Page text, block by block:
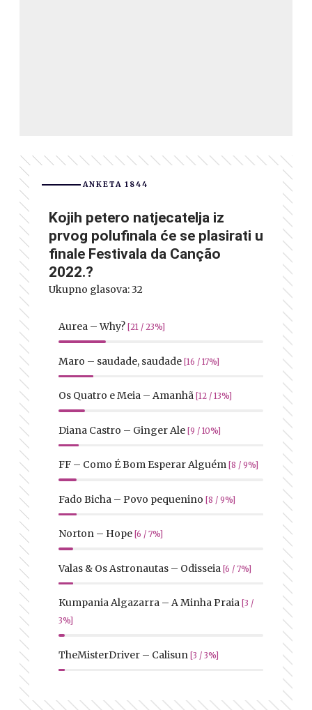
ANKETA 1844
Kojih petero natjecatelja iz
prvog polufinala će se plasirati u
finale Festivala da Canção
2022.?
Ukupno glasova:32
Aurea – Why? [21 / 23%]
Maro – saudade, saudade [16 / 17%]
Os Quatro e Meia – Amanhã [12 / 13%]
Diana Castro – Ginger Ale [9 / 10%]
FF – Como É Bom Esperar Alguém [8 / 9%]
Fado Bicha – Povo pequenino [8 / 9%]
Norton – Hope [6 / 7%]
Valas & Os Astronautas – Odisseia [6 / 7%]
Kumpania Algazarra – A Minha Praia [3 /
3%]
TheMisterDriver – Calisun [3 / 3%]